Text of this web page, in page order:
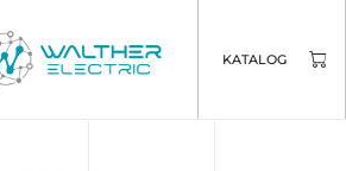
KATALOG